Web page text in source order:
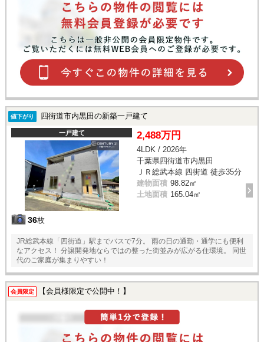
値下がり 四街道市内黒田の新築一戸建て
一戸建て
36枚
2,488万円
4LDK / 2026年
千葉県四街道市内黒田
ＪＲ総武本線 四街道 徒歩35分
建物面積 98.82㎡
土地面積 165.04㎡
JR総武本線「四街道」駅までバスで7分。 雨の日の通勤・通学にも便利
なアクセス！ 分譲開発地ならではの整った街並みが広がる住環境。 同世
代のご家庭が集まりやすい！
会員限定 【会員様限定で公開中！】